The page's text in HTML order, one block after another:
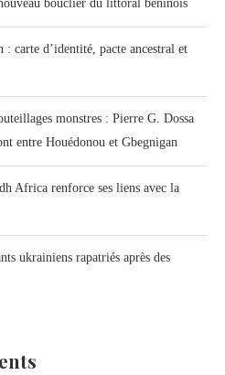
bouclier du littoral béninois
carte d’identité, pacte ancestral et
monstres : Pierre G. Dossa
entre Houédonou et Gbegnigan
Africa renforce ses liens avec la
ukrainiens rapatriés après des